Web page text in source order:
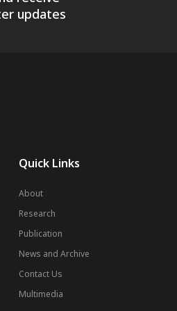
updates
Quick Links
About
Research
Publication
News and Archive
Contact Us
Multimedia